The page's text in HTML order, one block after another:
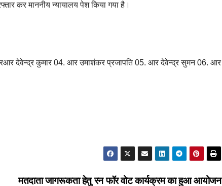
कर माननीय न्यायालय पेश किया गया है।
देवेन्द्र कुमार 04. आर उमाशंकर प्रजापति 05. आर देवेन्द्र सुमन 06. आर
मतदाता जागरूकता हेतु रन फॉर वोट कार्यक्रम का हुआ आयोजन